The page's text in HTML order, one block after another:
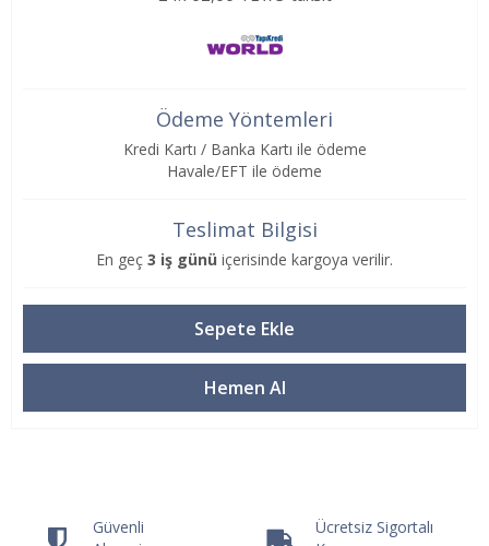
Ödeme Yöntemleri
Kredi Kartı / Banka Kartı ile ödeme
Havale/EFT ile ödeme
Teslimat Bilgisi
En geç 3 iş günü içerisinde kargoya verilir.
Güvenli
Ücretsiz Sigortalı